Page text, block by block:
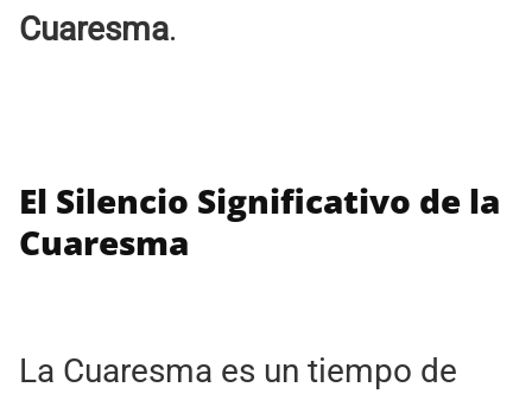
Cuaresma.
El Silencio Significativo de la
Cuaresma
La Cuaresma es un tiempo de